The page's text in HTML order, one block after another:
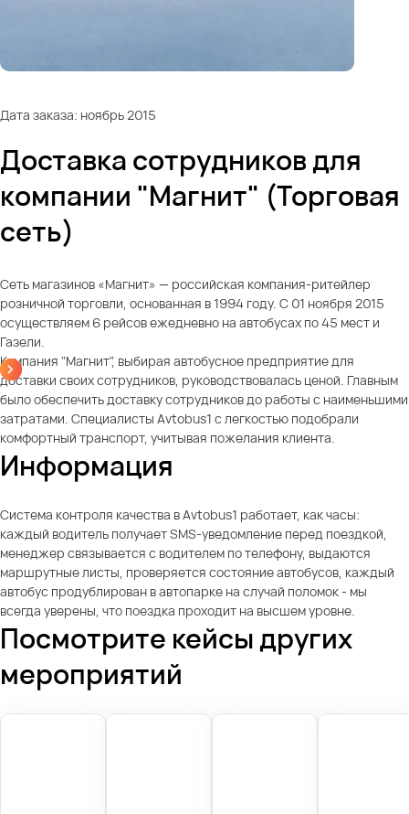
Дата заказа: ноябрь 2015
Доставка сотрудников для
компании "Магнит" (Торговая
сеть)
Сеть магазинов «Магнит» — российская компания-ритейлер
розничной торговли, основанная в 1994 году. С 01 ноября 2015
осуществляем 6 рейсов ежедневно на автобусах по 45 мест и
Газели.
Компания "Магнит", выбирая автобусное предприятие для
доставки своих сотрудников, руководствовалась ценой. Главным
было обеспечить доставку сотрудников до работы с наименьшими
затратами. Специалисты Avtobus1 с легкостью подобрали
комфортный транспорт, учитывая пожелания клиента.
Информация
Система контроля качества в Avtobus1 работает, как часы:
каждый водитель получает SMS-уведомление перед поездкой,
менеджер связывается с водителем по телефону, выдаются
маршрутные листы, проверяется состояние автобусов, каждый
автобус продублирован в автопарке на случай поломок - мы
всегда уверены, что поездка проходит на высшем уровне.
Посмотрите кейсы других
мероприятий